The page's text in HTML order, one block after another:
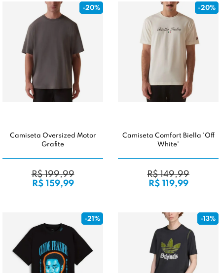
-20%
Camiseta Oversized Motor
Grafite
R$ 199,99
R$ 159,99
-20%
Camiseta Comfort Biella 'Off
White'
R$ 149,99
R$ 119,99
-21% -13%